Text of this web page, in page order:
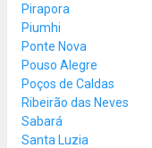
Pirapora
Piumhi
Ponte Nova
Pouso Alegre
Poços de Caldas
Ribeirão das Neves
Sabará
Santa Luzia